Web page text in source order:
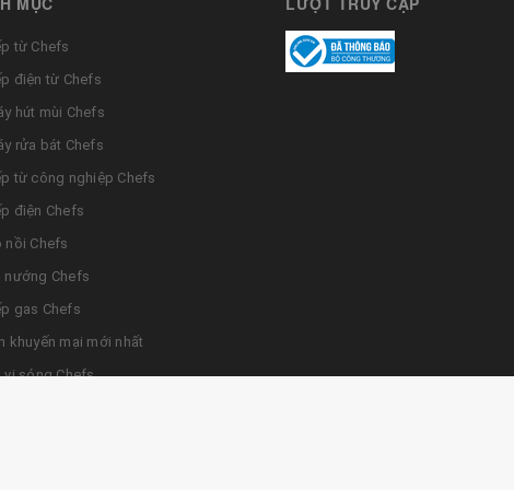
từ Chefs
điện từ Chefs
hút mùi Chefs
rửa bát Chefs
từ công nghiệp Chefs
điện Chefs
nồi Chefs
nướng Chefs
gas Chefs
khuyến mại mới nhất
vi sóng Chefs